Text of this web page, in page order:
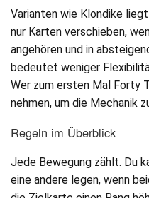
Varianten wie Klondike
nur Karten verschieben,
angehören und in
bedeutet weniger
Wer zum ersten Mal Forty
nehmen, um die Mechanik
Regeln im Überblick
Jede Bewegung zählt. Du
eine andere legen, wenn